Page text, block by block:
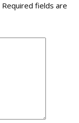
Required fields are